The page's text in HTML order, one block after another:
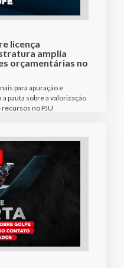
licença
amplia
orçamentárias no
para apuração e
pauta sobre a valorização
no PJU